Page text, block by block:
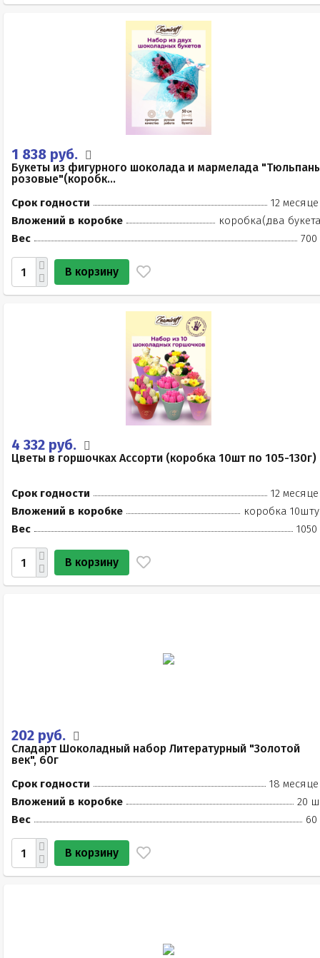
1 838 руб.
Букеты из фигурного шоколада и мармелада
розовые"(коробк...
Срок годности
12
Вложений в коробке
коробка(два
Вес
700
В корзину
4 332 руб.
Цветы в горшочках Ассорти (коробка 10шт по 105-130г)
Срок годности
12
Вложений в коробке
коробка
Вес
1050
В корзину
202 руб.
Сладарт Шоколадный набор Литературный "Золотой
век", 60г
Срок годности
18
Вложений в коробке
20
Вес
60
В корзину